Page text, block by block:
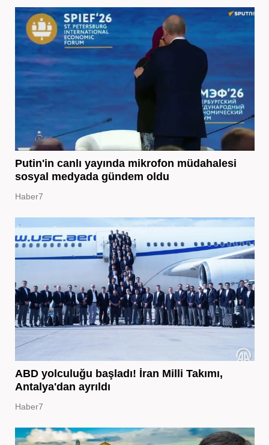
Putin'in canlı yayında mikrofon müdahalesi
sosyal medyada gündem oldu
Haber7
ABD yolculuğu başladı! İran Milli Takımı,
Antalya'dan ayrıldı
Haber7